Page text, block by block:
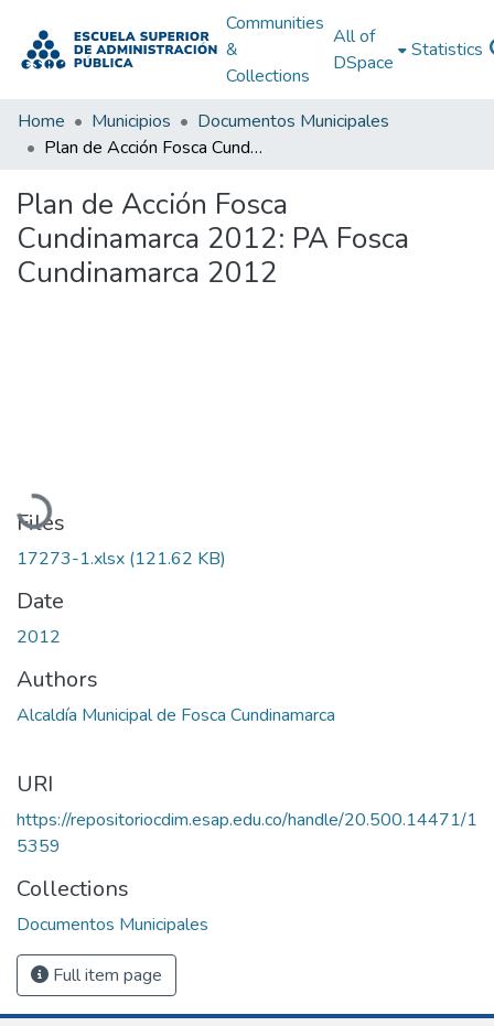
Communities
&
Collections
All of
DSpace
Statistics
Home Municipios
Documentos Municipales
Plan de Acción Fosca Cundinamarca 2012: PA Fosca Cundinamarca 2012
Plan de Acción Fosca
Cundinamarca 2012: PA Fosca
Cundinamarca 2012
Loading...
Files
17273-1.xlsx (121.62 KB)
Date
2012
Authors
Alcaldía Municipal de Fosca Cundinamarca
URI
https://repositoriocdim.esap.edu.co/handle/20.500.14471/1
5359
Collections
Documentos Municipales
Full item page